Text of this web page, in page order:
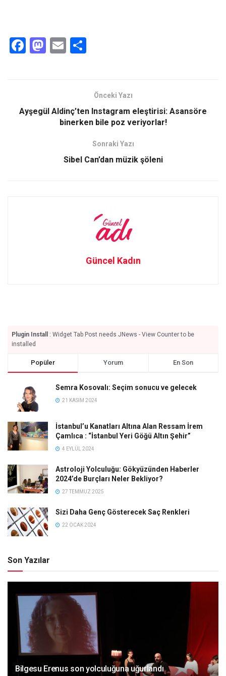
F
o
M
d
E
Önceki Yazı
Ayşegül Aldinç’ten Instagram eleştirisi: Asansöre
binerken bile poz veriyorlar!
Sonraki Yazı
Sibel Can’dan müzik şöleni
Güncel Kadın
Plugin Install
: Widget Tab Post needs JNews - View Counter to be
installed
Popüler Yorum En Son
Semra Kosovalı: Seçim sonucu ve gelecek
21 KASIM 2024
İstanbul’u Kanatları Altına Alan Ressam İrem
Çamlıca : “İstanbul Yeri Göğü Altın Şehir”
4 EYLÜL 2024
Astroloji Yolculuğu: Gökyüzünden Haberler
2024’de Burçları Neler Bekliyor?
27 TEMMUZ 2025
Sizi Daha Genç Gösterecek Saç Renkleri
22 OCAK 2024
Son Yazılar
Bilgesu Erenus son yolculuğuna uğurlandı